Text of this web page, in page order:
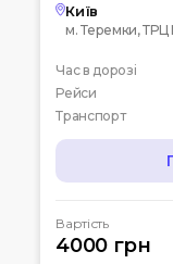
Київ
м. Теремки, ТРЦ
Транспорт
Час в дорозі
Рейси
07:00 Чернігів
Вартість
4000 грн